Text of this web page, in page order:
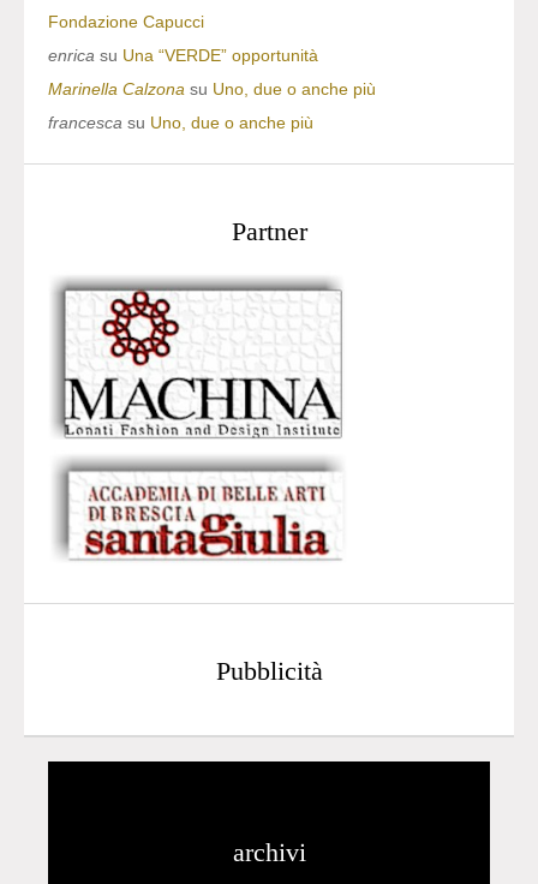
Fondazione Capucci
enrica su Una “VERDE” opportunità
Marinella Calzona su Uno, due o anche più
francesca su Uno, due o anche più
Partner
Pubblicità
archivi